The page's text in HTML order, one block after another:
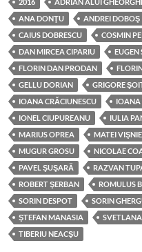
2016 ADRIAN ALUI
ANA DONŢU
ANDREI DOBOŞ
CAIUS DOBRESCU
COSMIN
DAN MIRCEA CIPARIU
EUGEN
FLORIN DAN PRODAN
GELLU DORIAN
GRIGORE
IOANA CRĂCIUNESCU
IOANA
IONEL CIUPUREANU
IULIA
MARIUS OPREA
MATEI
MUGUR GROSU
NICOLAE
PAVEL ŞUŞARĂ
RAZVAN
ROBERT ŞERBAN
ROMULUS
SORIN DESPOT
SORIN
ŞTEFAN MANASIA
TIBERIU NEACŞU